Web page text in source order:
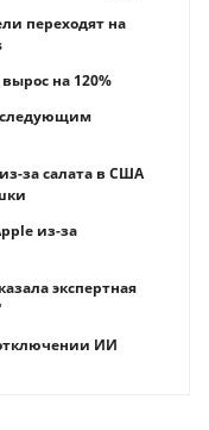
переходят на
на 120%
следующим
за салата в США
из-за
экспертная
ИИ